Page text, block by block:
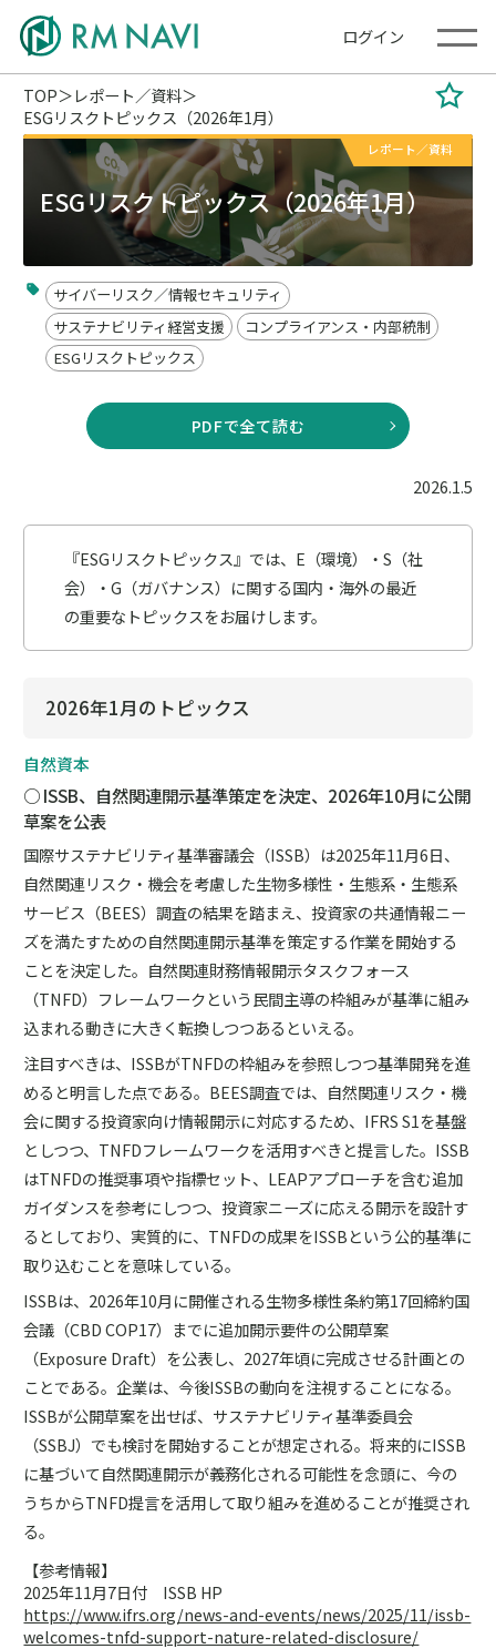
ログイン
TOP
レポート／資料
ESGリスクトピックス（2026年1月）
レポート／資料
ESGリスクトピックス（2026年1月）
サイバーリスク／情報セキュリティ
サステナビリティ経営支援
コンプライアンス・内部統制
ESGリスクトピックス
PDFで全て読む
2026.1.5
『ESGリスクトピックス』では、E（環境）・S（社
会）・G（ガバナンス）に関する国内・海外の最近
の重要なトピックスをお届けします。
2026年1月のトピックス
自然資本
○ ISSB、自然関連開示基準策定を決定、2026年10月に公開
草案を公表
国際サステナビリティ基準審議会（ISSB）は2025年11月6日、
自然関連リスク・機会を考慮した生物多様性・生態系・生態系
サービス（BEES）調査の結果を踏まえ、投資家の共通情報ニー
ズを満たすための自然関連開示基準を策定する作業を開始する
ことを決定した。自然関連財務情報開示タスクフォース
（TNFD）フレームワークという民間主導の枠組みが基準に組み
込まれる動きに大きく転換しつつあるといえる。
注目すべきは、ISSBがTNFDの枠組みを参照しつつ基準開発を進
めると明言した点である。BEES調査では、自然関連リスク・機
会に関する投資家向け情報開示に対応するため、IFRS S1を基盤
としつつ、TNFDフレームワークを活用すべきと提言した。ISSB
はTNFDの推奨事項や指標セット、LEAPアプローチを含む追加
ガイダンスを参考にしつつ、投資家ニーズに応える開示を設計す
るとしており、実質的に、TNFDの成果をISSBという公的基準に
取り込むことを意味している。
ISSBは、2026年10月に開催される生物多様性条約第17回締約国
会議（CBD COP17）までに追加開示要件の公開草案
（Exposure Draft）を公表し、2027年頃に完成させる計画との
ことである。企業は、今後ISSBの動向を注視することになる。
ISSBが公開草案を出せば、サステナビリティ基準委員会
（SSBJ）でも検討を開始することが想定される。将来的にISSB
に基づいて自然関連開示が義務化される可能性を念頭に、今の
うちからTNFD提言を活用して取り組みを進めることが推奨され
る。
【参考情報】
2025年11月7日付 ISSB HP
https://www.ifrs.org/news-and-events/news/2025/11/issb-
welcomes-tnfd-support-nature-related-disclosure/